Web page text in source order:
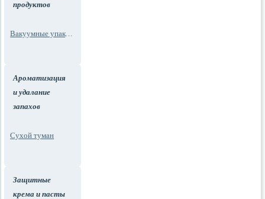
продуктов
Вакуумные упаковки
Ароматизация
и удалание
запахов
Сухой туман
Защитные
крема и пасты